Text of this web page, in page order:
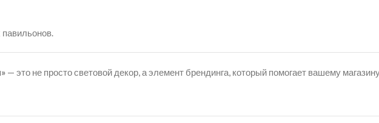
— это не просто световой декор, а элемент брендинга, который помогает вашему